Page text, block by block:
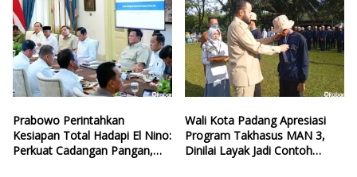
Prabowo Perintahkan
Kesiapan Total Hadapi El Nino:
Perkuat Cadangan Pangan,
Wali Kota Padang Apresiasi
Program Takhasus MAN 3,
Dinilai Layak Jadi Contoh